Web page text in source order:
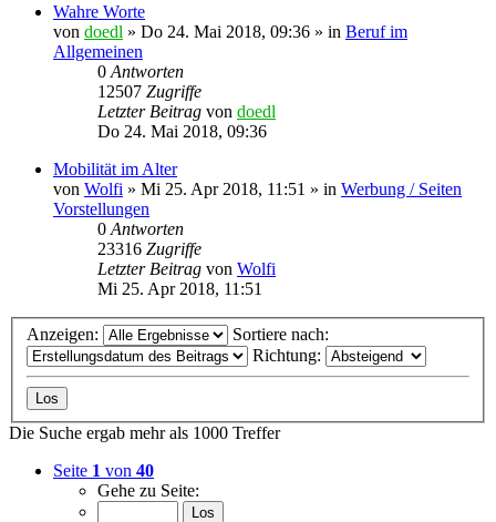
Wahre Worte
von doedl » Do 24. Mai 2018, 09:36 » in Beruf im
Allgemeinen
0 Antworten
12507 Zugriffe
Letzter Beitrag von doedl
Do 24. Mai 2018, 09:36
Mobilität im Alter
von Wolfi » Mi 25. Apr 2018, 11:51 » in Werbung / Seiten
Vorstellungen
0 Antworten
23316 Zugriffe
Letzter Beitrag von Wolfi
Mi 25. Apr 2018, 11:51
Anzeigen:
Sortiere nach:
Richtung:
Die Suche ergab mehr als 1000 Treffer
Seite 1 von 40
Gehe zu Seite: